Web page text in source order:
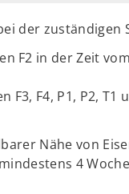
der zuständigen
F2 in der Zeit
F4, P1, P2, T1
Nähe von
4